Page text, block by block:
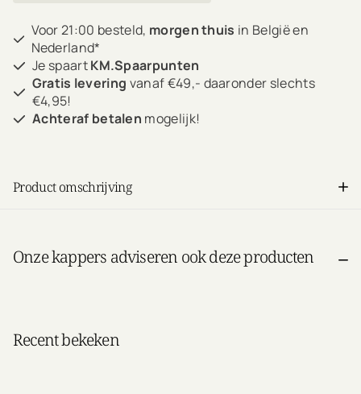
Voor 21:00 besteld, morgen thuis in België en
Nederland*
Je spaartKM.Spaarpunten
Gratis levering vanaf €49,- daaronder slechts
€4,95!
Achteraf betalen mogelijk!
Product omschrijving
Onze kappers adviseren ook deze producten
Recent bekeken